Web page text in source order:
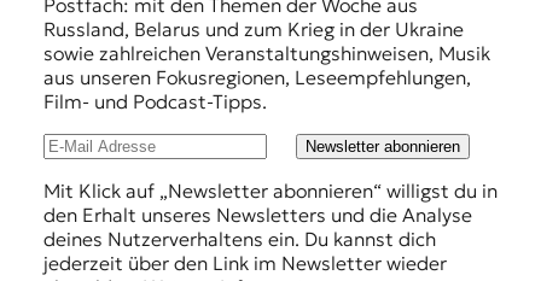
Russland, Belarus und zum Krieg in der Ukraine
sowie zahlreichen Veranstaltungshinweisen, Musik
aus unseren Fokusregionen, Leseempfehlungen,
Film- und Podcast-Tipps.
Newsletter abonnieren
Mit Klick auf „Newsletter abonnieren“ willigst du in
den Erhalt unseres Newsletters und die Analyse
deines Nutzerverhaltens ein. Du kannst dich
jederzeit über den Link im Newsletter wieder